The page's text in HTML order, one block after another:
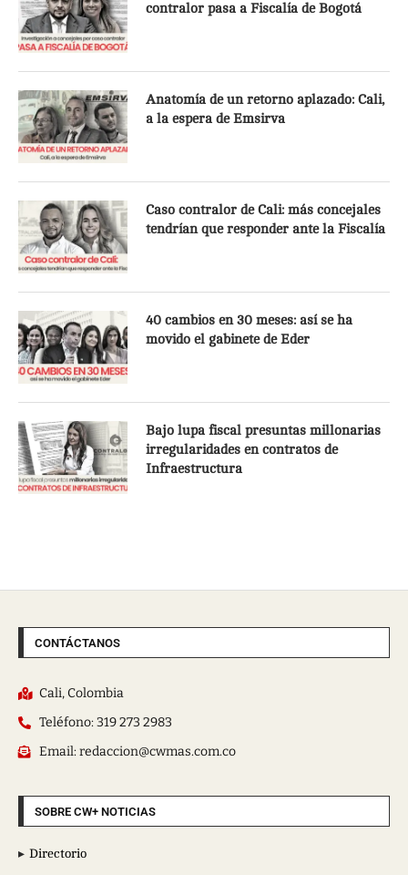
contralor pasa a Fiscalía de Bogotá
Anatomía de un retorno aplazado: Cali,
a la espera de Emsirva
Caso contralor de Cali: más concejales
tendrían que responder ante la Fiscalía
40 cambios en 30 meses: así se ha
movido el gabinete de Eder
Bajo lupa fiscal presuntas millonarias
irregularidades en contratos de
Infraestructura
CONTÁCTANOS
Cali, Colombia
Teléfono: 319 273 2983
Email: redaccion@cwmas.com.co
SOBRE CW+ NOTICIAS
Directorio